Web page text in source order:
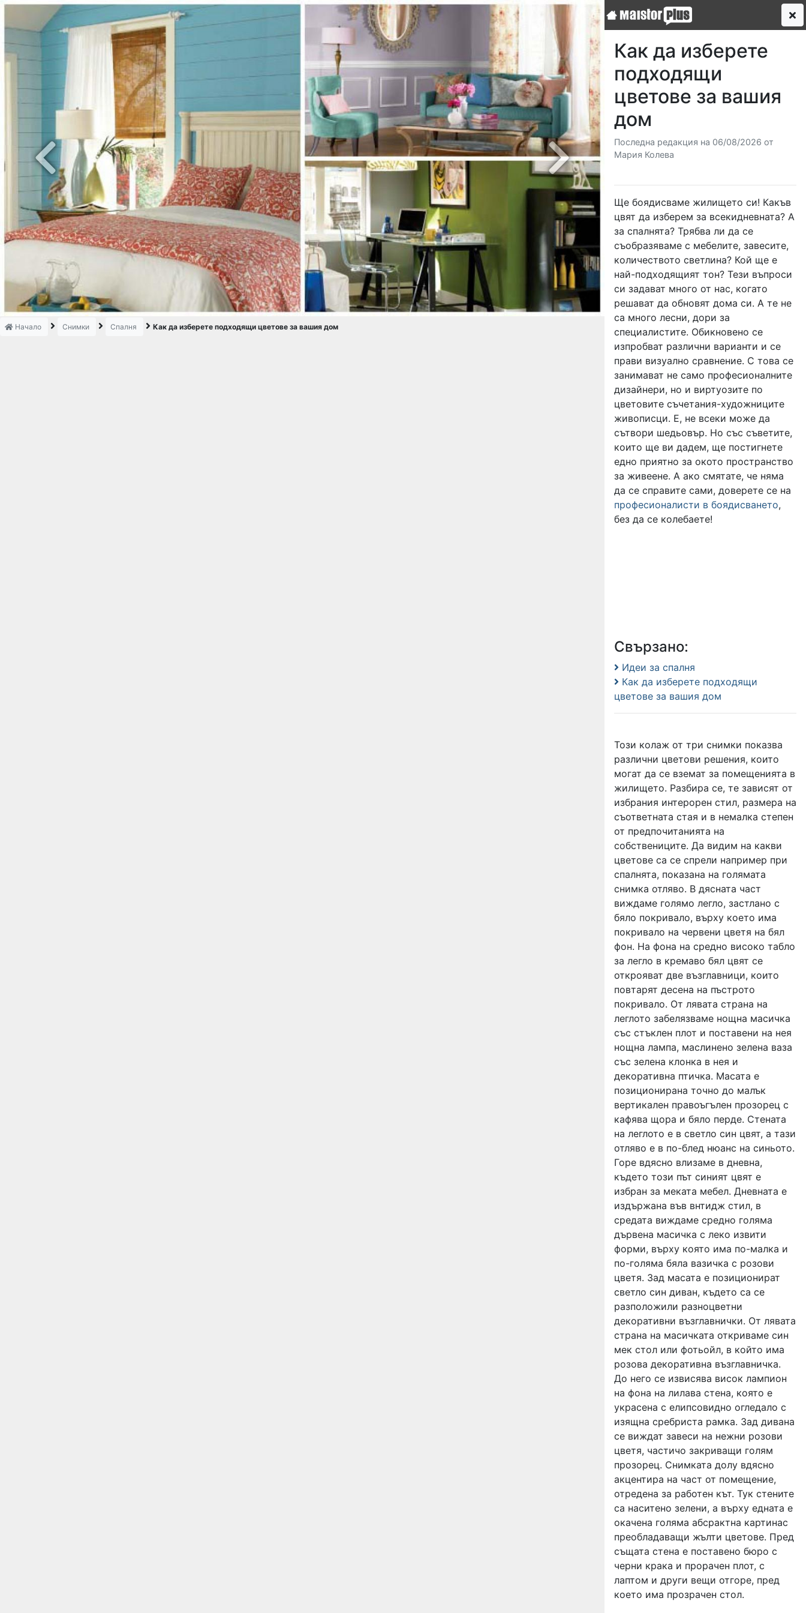
Previous Next
Начало Снимки Спалня Как да изберете подходящи цветове за вашия дом
Как да изберете
подходящи
цветове за вашия
дом
Последна редакция на 06/08/2026 от
Мария Колева
Ще боядисваме жилището си! Какъв
цвят да изберем за всекидневната? А
за спалнята? Трябва ли да се
съобразяваме с мебелите, завесите,
количеството светлина? Кой ще е
най-подходящият тон? Тези въпроси
си задават много от нас, когато
решават да обновят дома си. А те не
са много лесни, дори за
специалистите. Обикновено се
изпробват различни варианти и се
прави визуално сравнение. С това се
занимават не само професионалните
дизайнери, но и виртуозите по
цветовите съчетания-художниците
живописци. Е, не всеки може да
сътвори шедьовър. Но със съветите,
които ще ви дадем, ще постигнете
едно приятно за окото пространство
за живеене. А ако смятате, че няма
да се справите сами, доверете се на
професионалисти в боядисването,
без да се колебаете!
Свързано:
Идеи за спалня
Как да изберете подходящи
цветове за вашия дом
Този колаж от три снимки показва
различни цветови решения, които
могат да се вземат за помещенията в
жилището. Разбира се, те зависят от
избрания интерорен стил, размера на
съответната стая и в немалка степен
от предпочитанията на
собствениците. Да видим на какви
цветове са се спрели например при
спалнята, показана на голямата
снимка отляво. В дясната част
виждаме голямо легло, застлано с
бяло покривало, върху което има
покривало на червени цветя на бял
фон. На фона на средно високо табло
за легло в кремаво бял цвят се
открояват две възглавници, които
повтарят десена на пъстрото
покривало. От лявата страна на
леглото забелязваме нощна масичка
със стъклен плот и поставени на нея
нощна лампа, маслинено зелена ваза
със зелена клонка в нея и
декоративна птичка. Масата е
позиционирана точно до малък
вертикален правоъгълен прозорец с
кафява щора и бяло перде. Стената
на леглото е в светло син цвят, а тази
отляво е в по-блед нюанс на синьото.
Горе вдясно влизаме в дневна,
където този път синият цвят е
избран за меката мебел. Дневната е
издържана във внтидж стил, в
средата виждаме средно голяма
дървена масичка с леко извити
форми, върху която има по-малка и
по-голяма бяла вазичка с розови
цветя. Зад масата е позиционират
светло син диван, където са се
разположили разноцветни
декоративни възглавнички. От лявата
страна на масичката откриваме син
мек стол или фотьойл, в който има
розова декоративна възглавничка.
До него се извисява висок лампион
на фона на лилава стена, която е
украсена с елипсовидно огледало с
изящна сребриста рамка. Зад дивана
се виждат завеси на нежни розови
цветя, частичо закриващи голям
прозорец. Снимката долу вдясно
акцентира на част от помещение,
отредена за работен кът. Тук стените
са наситено зелени, а върху едната е
окачена голяма абсрактна картинас
преобладаващи жълти цветове. Пред
същата стена е поставено бюро с
черни крака и прорачен плот, с
лаптом и други вещи отгоре, пред
което има прозрачен стол.